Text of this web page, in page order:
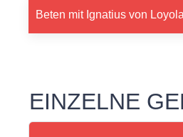
Beten mit Ignatius von Loyola
EINZELNE